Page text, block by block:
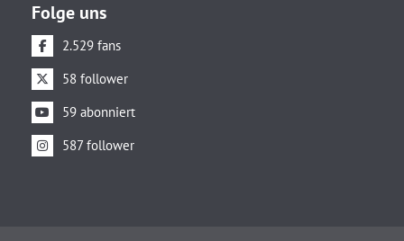
Folge uns
2.529 fans
58 follower
59 abonniert
587 follower